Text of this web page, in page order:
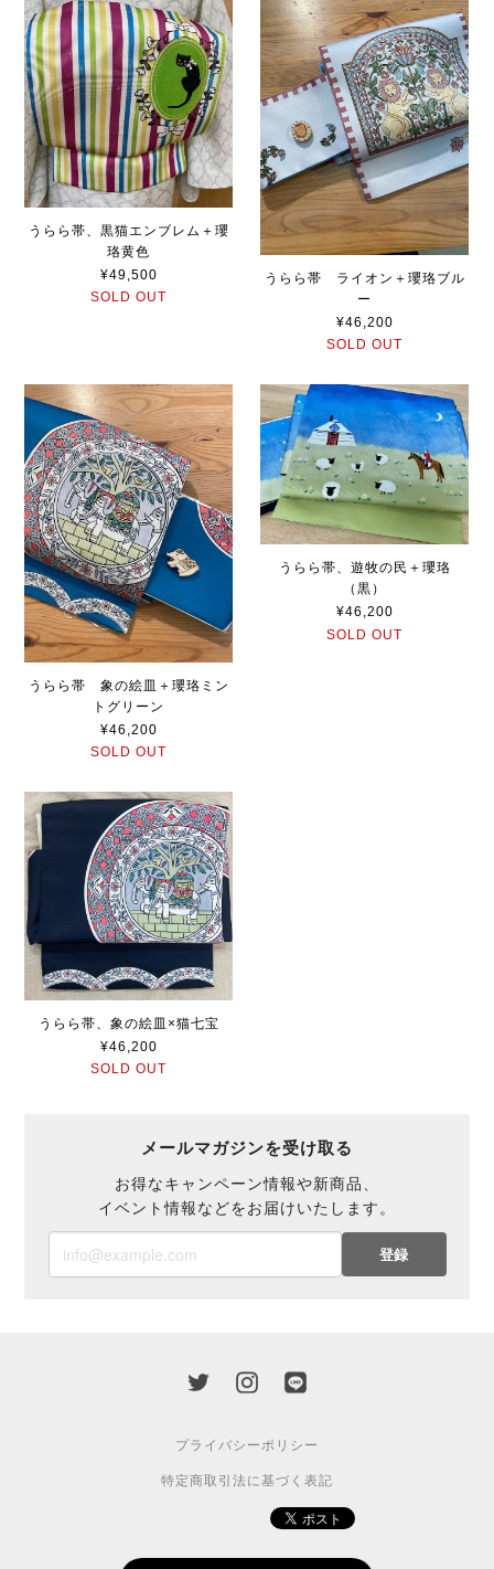
うらら帯、黒猫エンブレム＋瓔
珞黄色
¥49,500
SOLD OUT
うらら帯 ライオン＋瓔珞ブル
ー
¥46,200
SOLD OUT
うらら帯 象の絵皿＋瓔珞ミン
トグリーン
¥46,200
SOLD OUT
うらら帯、遊牧の民＋瓔珞
（黒）
¥46,200
SOLD OUT
うらら帯、象の絵皿×猫七宝
¥46,200
SOLD OUT
メールマガジンを受け取る
お得なキャンペーン情報や新商品、
イベント情報などをお届けいたします。
登録
プライバシーポリシー
特定商取引法に基づく表記